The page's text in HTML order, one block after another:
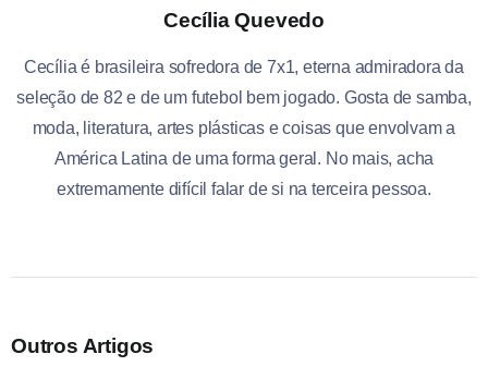
Cecília Quevedo
Cecília é brasileira sofredora de 7x1, eterna admiradora da
seleção de 82 e de um futebol bem jogado. Gosta de samba,
moda, literatura, artes plásticas e coisas que envolvam a
América Latina de uma forma geral. No mais, acha
extremamente difícil falar de si na terceira pessoa.
Outros Artigos